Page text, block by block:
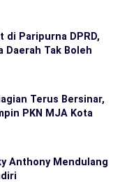
di Paripurna DPRD,
Daerah Tak Boleh
Terus Bersinar,
PKN MJA Kota
Anthony Mendulang